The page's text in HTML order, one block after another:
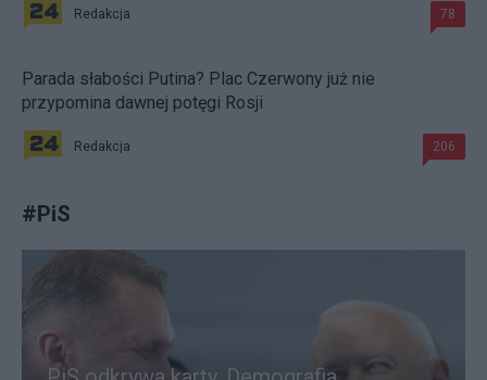
Redakcja 78
Parada słabości Putina? Plac Czerwony już nie
przypomina dawnej potęgi Rosji
Redakcja 206
#PiS